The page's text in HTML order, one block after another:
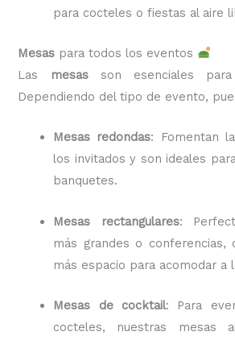
para cocteles o fiestas al aire
Mesas para todos los eventos
Las
mesasson esenciales para
Dependiendo del tipo de evento,
Mesas redondas: Fomentan
los invitados y son ideales
banquetes.
Mesas rectangulares:
más grandes o conferencias,
más espacio para acomodar a
Mesas de cocktail: Para
cocteles, nuestras mesas